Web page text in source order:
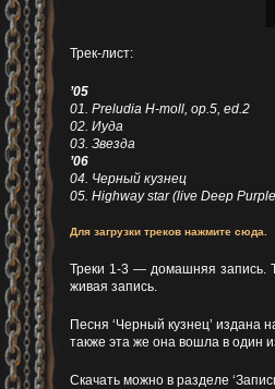
Трек-лист:
’05
01. Preludia H-moll, op.5, ed.2
02. Иуда
03. Звезда
’06
04. Черный кузнец
05. Highway star (live Deep
Для загрузки треков нажмите сюда.
Треки 1-3 — домашняя запись.
живая запись.
Песня ‘Черный кузнец’ издана
также эта же она вошла в один
Скачать можно в разделе